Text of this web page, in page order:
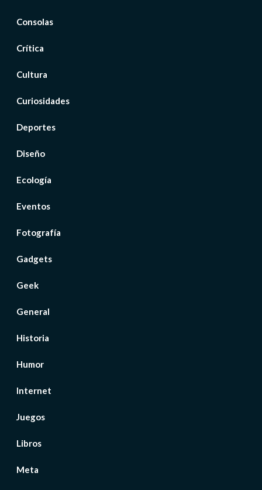
Consolas
Crítica
Cultura
Curiosidades
Deportes
Diseño
Ecología
Eventos
Fotografía
Gadgets
Geek
General
Historia
Humor
Internet
Juegos
Libros
Meta